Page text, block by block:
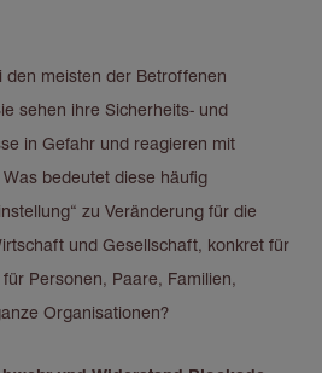
meisten der Betroffenen
sehen ihre Sicherheits- und
in Gefahr und reagieren mit
bedeutet diese häufig
zu Veränderung für die
und Gesellschaft, konkret für
Personen, Paare, Familien,
Organisationen?